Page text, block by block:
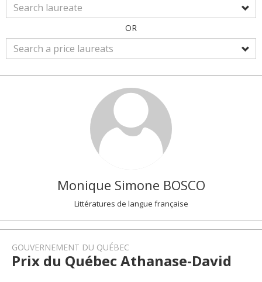
OR
Monique Simone BOSCO
Littératures de langue française
GOUVERNEMENT DU QUÉBEC
Prix du Québec Athanase-David